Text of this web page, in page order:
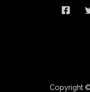
Copyright